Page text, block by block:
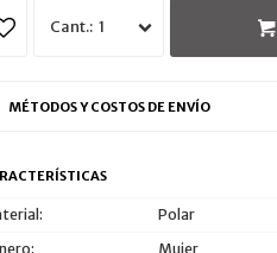
1
MÉTODOS Y COSTOS DE ENVÍO
Polar
Mujer